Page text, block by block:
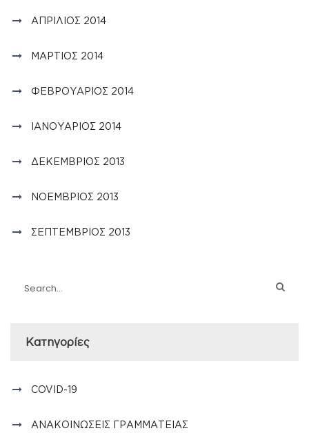
ΑΠΡΊΛΙΟΣ 2014
ΜΆΡΤΙΟΣ 2014
ΦΕΒΡΟΥΆΡΙΟΣ 2014
ΙΑΝΟΥΆΡΙΟΣ 2014
ΔΕΚΈΜΒΡΙΟΣ 2013
ΝΟΈΜΒΡΙΟΣ 2013
ΣΕΠΤΈΜΒΡΙΟΣ 2013
Kατηγορίες
COVID-19
ΑΝΑΚΟΙΝΏΣΕΙΣ ΓΡΑΜΜΑΤΕΊΑΣ